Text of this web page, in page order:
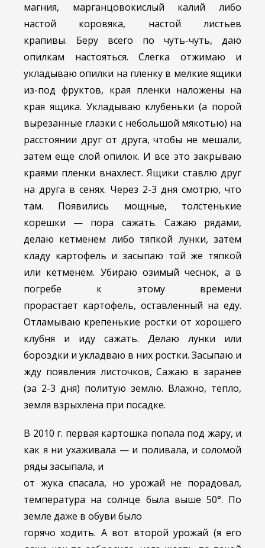
магния, марганцовокислый калий либо
настой коровяка, настой листьев
крапивы. Беру всего по чуть-чуть, даю
опилкам настояться. Слегка отжимаю и
укладываю опилки на пленку в мелкие ящики
из-под фруктов, края пленки наложены на
края ящика. Укладываю клубеньки (а порой
вырезанные глазки с небольшой мякотью) на
расстоянии друг от друга, чтобы не мешали,
затем еще слой опилок. И все это закрываю
краями пленки внахлест. Ящики ставлю друг
на друга в сенях. Через 2-3 дня смотрю, что
там. Появились мощные, толстенькие
корешки — пора сажать. Сажаю рядами,
делаю кетменем либо тяпкой лунки, затем
кладу картофель и засыпаю той же тяпкой
или кетменем. Убираю озимый чеснок, а в
погребе к этому времени
прорастает картофель, оставленный на еду.
Отламываю крепенькие ростки от хорошего
клубня и иду сажать. Делаю лунки или
бороздки и укладваю в них ростки. Засыпаю и
жду появления листочков, Сажаю в заранее
(за 2-3 дня) политую землю. Влажно, тепло,
земля взрыхлена при посадке.
В 2010 г. первая картошка попала под жару, и
как я ни ухаживала — и поливала, и соломой
ряды засыпала, и
от жука спасала, но урожай не порадовал,
температура на солнце была выше 50°. По
земле даже в обуви было
горячо ходить. А вот второй урожай (я его